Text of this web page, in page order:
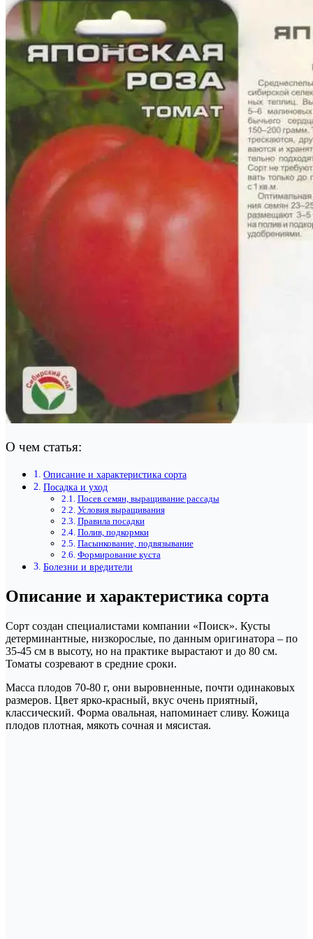
О чем статья:
Описание и характеристика сорта
Посадка и уход
Посев семян, выращивание рассады
Условия выращивания
Правила посадки
Полив, подкормки
Пасынкование, подвязывание
Формирование куста
Болезни и вредители
Описание и характеристика сорта
Сорт создан специалистами компании «Поиск». Кусты
детерминантные, низкорослые, по данным оригинатора – по
35-45 см в высоту, но на практике вырастают и до 80 см.
Томаты созревают в средние сроки.
Масса плодов 70-80 г, они выровненные, почти одинаковых
размеров. Цвет ярко-красный, вкус очень приятный,
классический. Форма овальная, напоминает сливу. Кожица
плодов плотная, мякоть сочная и мясистая.